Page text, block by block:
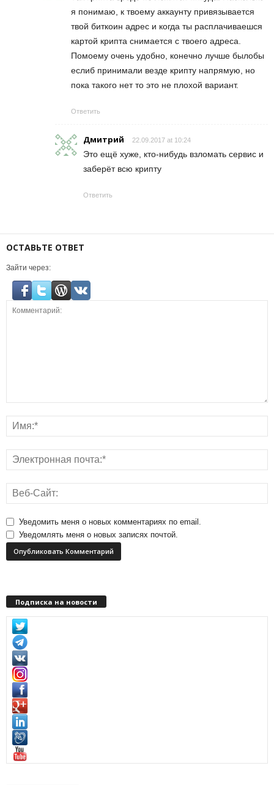
я понимаю, к твоему аккаунту привязывается
твой биткоин адрес и когда ты расплачиваешся
картой крипта снимается с твоего адреса.
Помоему очень удобно, конечно лучше былобы
еслиб принимали везде крипту напрямую, но
пока такого нет то это не плохой вариант.
Ответить
Дмитрий 22.09.2017 at 10:24
Это ещё хуже, кто-нибудь взломать сервис и
заберёт всю крипту
Ответить
ОСТАВЬТЕ ОТВЕТ
Зайти через:
Уведомить меня о новых комментариях по email.
Уведомлять меня о новых записях почтой.
Подписка на новости